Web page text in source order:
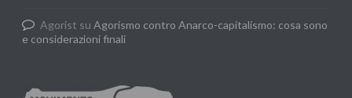
Agorist suAgorismo contro Anarco-capitalismo: cosa sono
e considerazioni finali